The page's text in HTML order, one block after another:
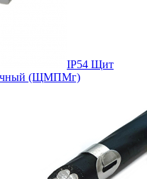
IP54 Щит
(ЩМПМг)